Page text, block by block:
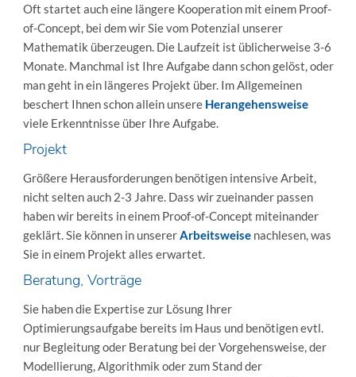
Oft startet auch eine längere Kooperation mit einem Proof-
of-Concept, bei dem wir Sie vom Potenzial unserer
Mathematik überzeugen. Die Laufzeit ist üblicherweise 3-6
Monate. Manchmal ist Ihre Aufgabe dann schon gelöst, oder
man geht in ein längeres Projekt über. Im Allgemeinen
beschert Ihnen schon allein unsere Herangehensweise
viele Erkenntnisse über Ihre Aufgabe.
Projekt
Größere Herausforderungen benötigen intensive Arbeit,
nicht selten auch 2-3 Jahre. Dass wir zueinander passen
haben wir bereits in einem Proof-of-Concept miteinander
geklärt. Sie können in unsererArbeitsweisenachlesen, was
Sie in einem Projekt alles erwartet.
Beratung, Vorträge
Sie haben die Expertise zur Lösung Ihrer
Optimierungsaufgabe bereits im Haus und benötigen evtl.
nur Begleitung oder Beratung bei der Vorgehensweise, der
Modellierung, Algorithmik oder zum Stand der